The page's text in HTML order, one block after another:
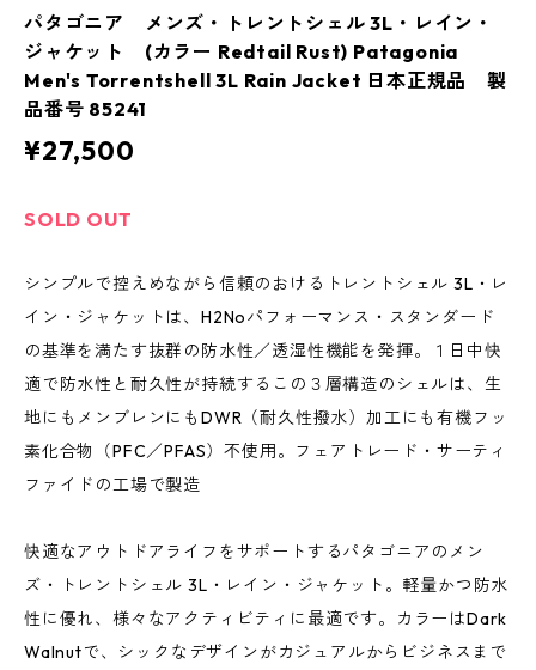
パタゴニア メンズ・トレントシェル 3L・レイン・
ジャケット (カラー Redtail Rust) Patagonia
Men's Torrentshell 3L Rain Jacket 日本正規品 製
品番号 85241
¥27,500
SOLD OUT
シンプルで控えめながら信頼のおけるトレントシェル 3L・レ
イン・ジャケットは、H2Noパフォーマンス・スタンダード
の基準を満たす抜群の防水性／透湿性機能を発揮。１日中快
適で防水性と耐久性が持続するこの３層構造のシェルは、生
地にもメンブレンにもDWR（耐久性撥水）加工にも有機フッ
素化合物（PFC／PFAS）不使用。フェアトレード・サーティ
ファイドの工場で製造
快適なアウトドアライフをサポートするパタゴニアのメン
ズ・トレントシェル 3L・レイン・ジャケット。軽量かつ防水
性に優れ、様々なアクティビティに最適です。カラーはDark
Walnutで、シックなデザインがカジュアルからビジネスまで